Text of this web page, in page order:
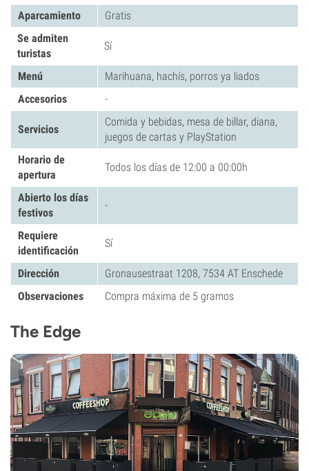
Aparcamiento
Gratis
Se admiten
turistas
Sí
Menú
Marihuana, hachís, porros ya liados
Accesorios
-
Servicios
Comida y bebidas, mesa de billar, diana,
juegos de cartas y PlayStation
Horario de
apertura
Todos los días de 12:00 a 00:00h
Abierto los días
festivos
-
Requiere
identificación
Sí
Dirección
Gronausestraat 1208, 7534 AT Enschede
Observaciones
Compra máxima de 5 gramos
The Edge